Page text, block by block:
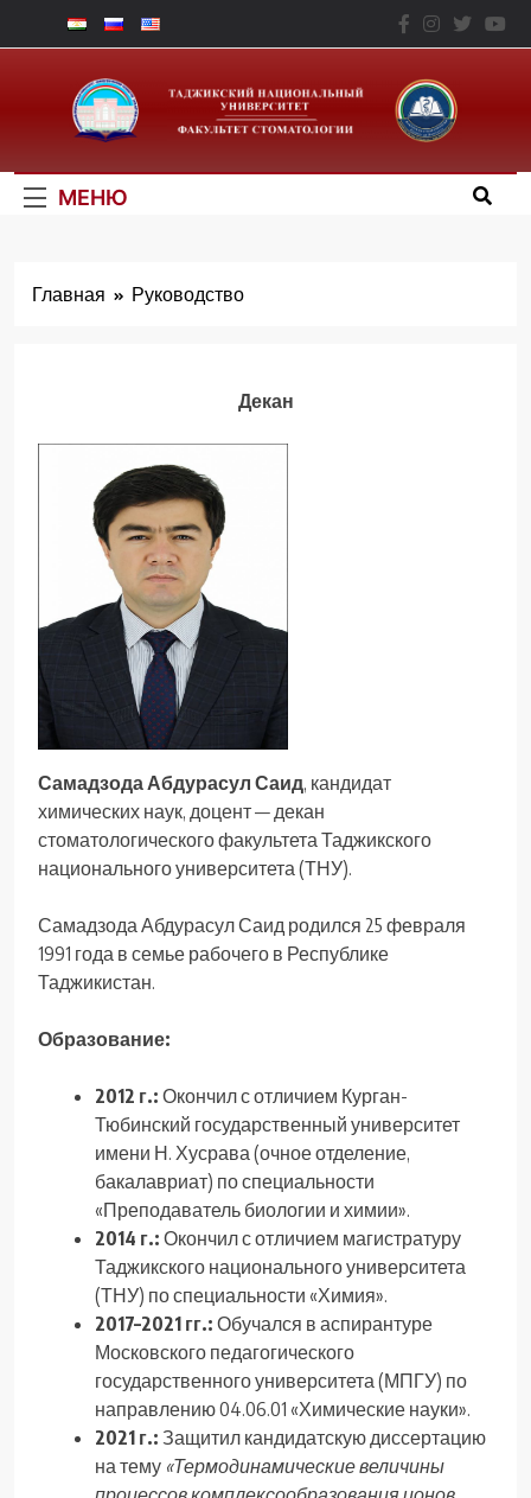
Перейти
к
Факультет
Стоматологии – ТНУ
МЕНЮ
Главная Руководство
Декан
Самадзода Абдурасул Саид, кандидат
химических наук, доцент — декан
стоматологического факультета Таджикского
национального университета (ТНУ).
Самадзода Абдурасул Саид родился 25 февраля
1991 года в семье рабочего в Республике
Таджикистан.
Образование:
2012 г.: Окончил с отличием Курган-
Тюбинский государственный университет
имени Н. Хусрава (очное отделение,
бакалавриат) по специальности
«Преподаватель биологии и химии».
2014 г.: Окончил с отличием магистратуру
Таджикского национального университета
(ТНУ) по специальности «Химия».
2017–2021 гг.: Обучался в аспирантуре
Московского педагогического
государственного университета (МПГУ) по
направлению 04.06.01 «Химические науки».
2021 г.: Защитил кандидатскую диссертацию
на тему «Термодинамические величины